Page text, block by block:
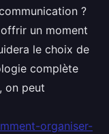
?
offrir un moment
le choix de
complète
on peut
organiser-